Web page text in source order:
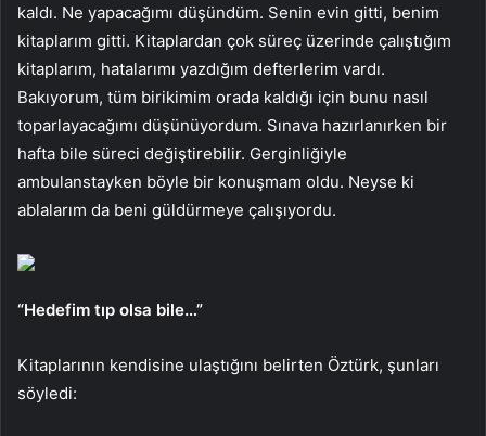
kaldı. Ne yapacağımı düşündüm. Senin evin gitti, benim
kitaplarım gitti. Kitaplardan çok süreç üzerinde çalıştığım
kitaplarım, hatalarımı yazdığım defterlerim vardı.
Bakıyorum, tüm birikimim orada kaldığı için bunu nasıl
toparlayacağımı düşünüyordum. Sınava hazırlanırken bir
hafta bile süreci değiştirebilir. Gerginliğiyle
ambulanstayken böyle bir konuşmam oldu. Neyse ki
ablalarım da beni güldürmeye çalışıyordu.
“Hedefim tıp olsa bile…”
Kitaplarının kendisine ulaştığını belirten Öztürk, şunları
söyledi: